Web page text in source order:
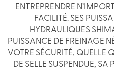
ENTREPRENDRE
FACILITÉ. SES
HYDRAULIQUES
PUISSANCE DE FREINAGE
VOTRE SÉCURITÉ, QUELLE
DE SELLE SUSPENDUE,